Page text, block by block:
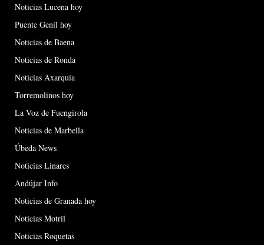
Noticias Lucena hoy
Puente Genil hoy
Noticias de Baena
Noticias de Ronda
Noticias Axarquía
Torremolinos hoy
La Voz de Fuengirola
Noticias de Marbella
Úbeda News
Noticias Linares
Andújar Info
Noticias de Granada hoy
Noticias Motril
Noticias Roquetas